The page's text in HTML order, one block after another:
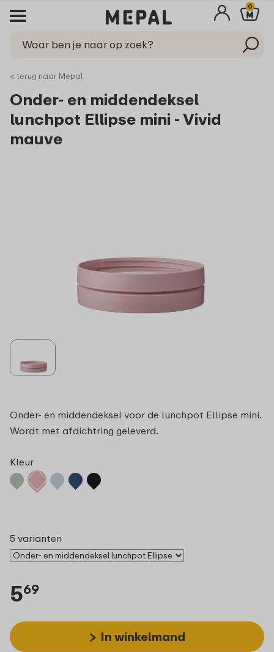
0
< terug naar Mepal
Onder- en middendeksel
lunchpot Ellipse mini - Vivid
mauve
Onder- en middendeksel voor de lunchpot Ellipse mini.
Wordt met afdichtring geleverd.
Kleur
5 varianten
569
In winkelmand